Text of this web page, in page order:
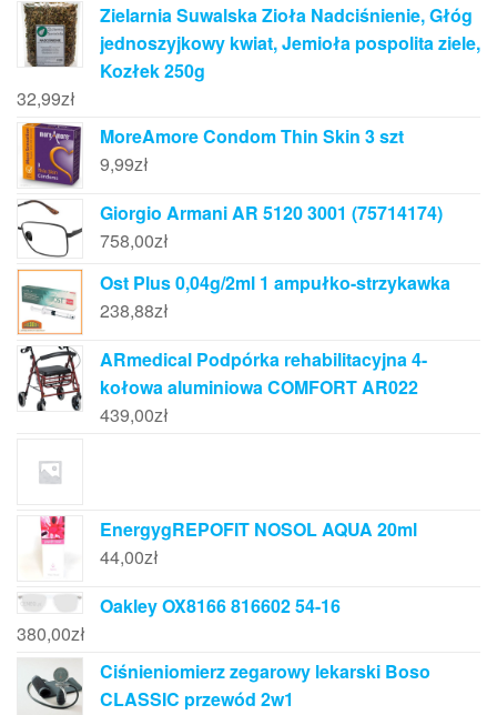
Zielarnia Suwalska Zioła Nadciśnienie, Głóg
jednoszyjkowy kwiat, Jemioła pospolita ziele,
Kozłek 250g
32,99zł
MoreAmore Condom Thin Skin 3 szt
9,99zł
Giorgio Armani AR 5120 3001 (75714174)
758,00zł
Ost Plus 0,04g/2ml 1 ampułko-strzykawka
238,88zł
ARmedical Podpórka rehabilitacyjna 4-
kołowa aluminiowa COMFORT AR022
439,00zł
EnergygREPOFIT NOSOL AQUA 20ml
44,00zł
Oakley OX8166 816602 54-16
380,00zł
Ciśnieniomierz zegarowy lekarski Boso
CLASSIC przewód 2w1